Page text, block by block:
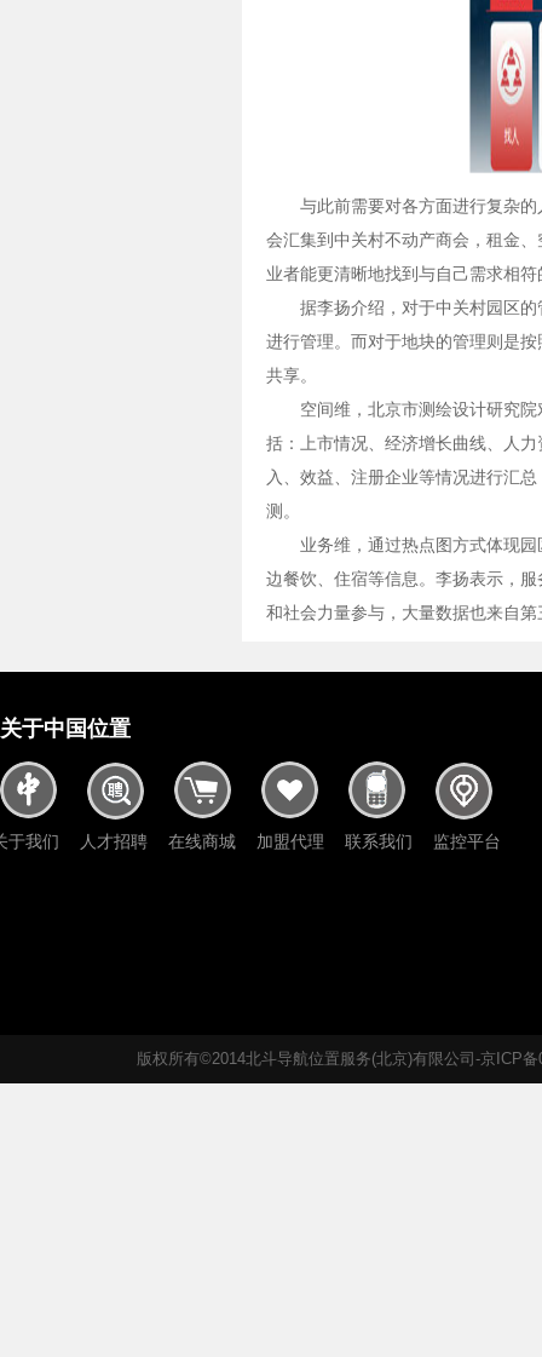
与此前需要对各方面进行复杂
会汇集到中关村不动产商会，租金
业者能更清晰地找到与自己需求相
据李扬介绍，对于中关村园区
进行管理。而对于地块的管理则是
共享。
空间维，北京市测绘设计研究
括：上市情况、经济增长曲线、人
入、效益、注册企业等情况进行汇
测。
业务维，通过热点图方式体现
边餐饮、住宿等信息。李扬表示，
和社会力量参与，大量数据也来自
关于中国位置
于我们 人才招聘 在线商城 加盟代理 联系我们 监控平台
版权所有©2014北斗导航位置服务(北京)有限公司-京ICP